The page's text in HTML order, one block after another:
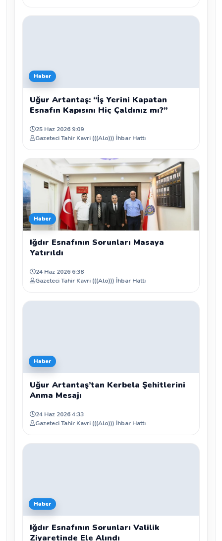
Haber
Uğur Artantaş: “İş Yerini Kapatan
Esnafın Kapısını Hiç Çaldınız mı?”
25 Haz 2026 9:09
Gazeteci Tahir Kavri (((Alo))) İhbar Hattı
Haber
Iğdır Esnafının Sorunları Masaya
Yatırıldı
24 Haz 2026 6:38
Gazeteci Tahir Kavri (((Alo))) İhbar Hattı
Haber
Uğur Artantaş’tan Kerbela Şehitlerini
Anma Mesajı
24 Haz 2026 4:33
Gazeteci Tahir Kavri (((Alo))) İhbar Hattı
Haber
Iğdır Esnafının Sorunları Valilik
Ziyaretinde Ele Alındı